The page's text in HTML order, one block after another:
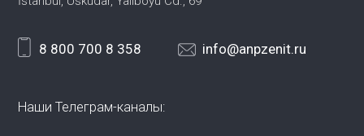
8 800 700 8 358 info@anpzenit.ru
Наши Телеграм-каналы: